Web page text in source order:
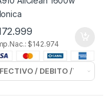
$142.974